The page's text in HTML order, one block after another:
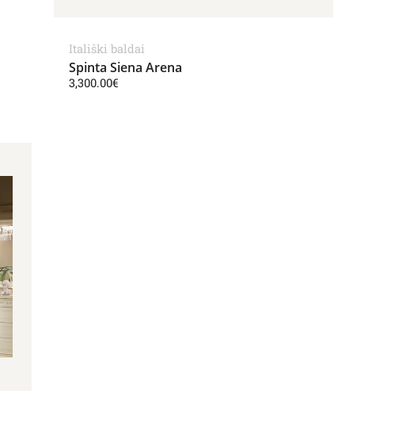
Itališki baldai
Spinta Siena Arena
3,300.00€